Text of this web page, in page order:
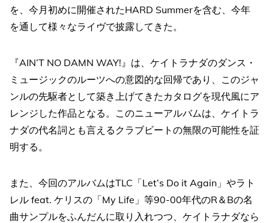
を、今月初めに開催されたHARD Summerを含む、今年
を通して様々なライヴで披露してきた。
『AIN’T NO DAMN WAY!』は、ケイトラナダのダンス・
ミュージックのルーツへの意図的な回帰であり、このジャ
ンルの先駆者として築き上げてきたカタログを現代風にア
レンジした作品となる。このニューアルバムは、ケイトラ
ナダの代名詞とも言えるクラブビートの無限の可能性を証
明する。
また、今回のアルバムはTLC「Let’s Do it Again」やラト
レル feat. ケリスの「My Life」等90-00年代のR＆Bの名
曲サンプルをふんだんに取り入れつつ、ケイトラナダなら